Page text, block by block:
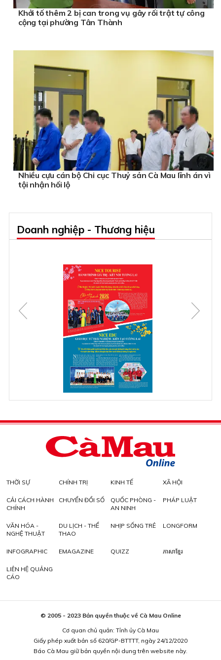
Khởi tố thêm 2 bị can trong vụ gây rối trật tự công
cộng tại phường Tân Thành
Nhiều cựu cán bộ Chi cục Thuỷ sản Cà Mau lĩnh án vì
tội nhận hối lộ
Doanh nghiệp - Thương hiệu
THỜI SỰ CHÍNH TRỊ KINH TẾ XÃ HỘI
CẢI CÁCH HÀNH
CHÍNH
CHUYỂN ĐỔI SỐ
QUỐC PHÒNG -
AN NINH
PHÁP LUẬT
VĂN HÓA -
NGHỆ THUẬT
DU LỊCH - THỂ
THAO
NHỊP SỐNG TRẺ LONGFORM
INFOGRAPHIC EMAGAZINE QUIZZ ភាសាខ្មែរ
LIÊN HỆ QUẢNG
CÁO
© 2005 - 2023 Bản quyền thuộc về Cà Mau Online
Cơ quan chủ quản: Tỉnh ủy Cà Mau
Giấy phép xuất bản số 620/GP-BTTTT, ngày 24/12/2020
Báo Cà Mau giữ bản quyền nội dung trên website này.